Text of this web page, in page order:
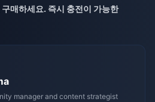
매하세요. 즉시 충전이 가능한
manager and content strategist